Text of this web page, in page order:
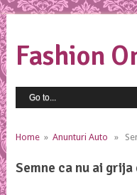
Fashion
Home» Anunturi Auto »
Semne ca nu ai